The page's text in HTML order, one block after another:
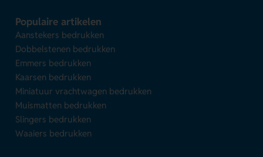
Populaire artikelen
Aanstekers bedrukken
Dobbelstenen bedrukken
Emmers bedrukken
Kaarsen bedrukken
Miniatuur vrachtwagen bedrukken
Muismatten bedrukken
Slingers bedrukken
Waaiers bedrukken